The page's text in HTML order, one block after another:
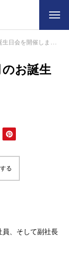
会を開催しました！
のお誕生
る
員、そして副社長